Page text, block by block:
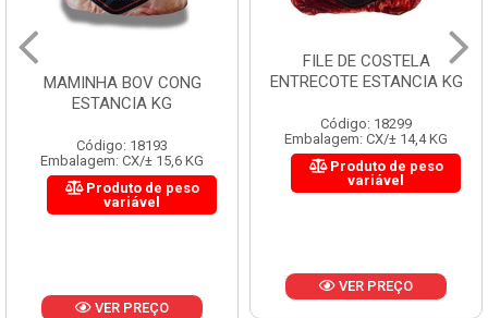
MAMINHA BOV CONG
ESTANCIA KG
Código: 18193
Embalagem: CX/± 15,6 KG
Produto de peso
variável
VER PREÇO
FILE DE COSTELA
ENTRECOTE ESTANCIA KG
Código: 18299
Embalagem: CX/± 14,4 KG
Produto de peso
variável
VER PREÇO